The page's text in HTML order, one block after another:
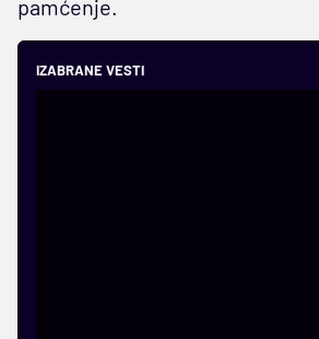
pamćenje.
IZABRANE VESTI